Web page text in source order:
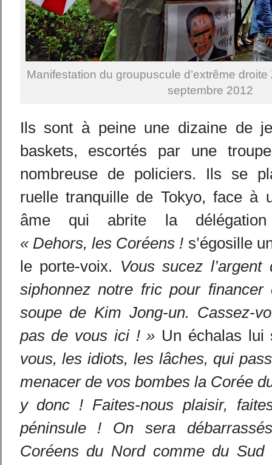
Manifestation du groupuscule d’extrême
septembre 2012
Ils sont à peine une dizaine de
baskets, escortés par une
nombreuse de policiers. Ils se
ruelle tranquille de Tokyo, face à
âme qui abrite la délégation
« Dehors, les Coréens ! s’égosille
le porte-voix. Vous sucez
siphonnez notre fric pour
soupe de Kim Jong-un. Cassez-
pas de vous ici ! » Un échalas
vous, les idiots, les lâches, qui
menacer de vos bombes la Corée
y donc ! Faites-nous plaisir,
péninsule ! On sera
Coréens du Nord comme du Sud